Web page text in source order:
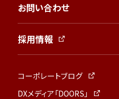
お問い合わせ
採用情報
コーポレートブログ
DXメディア「DOORS」